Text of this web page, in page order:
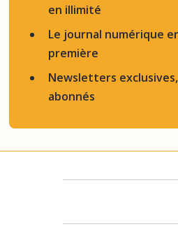
en illimité
Le journal numérique
première
Newsletters
abonnés